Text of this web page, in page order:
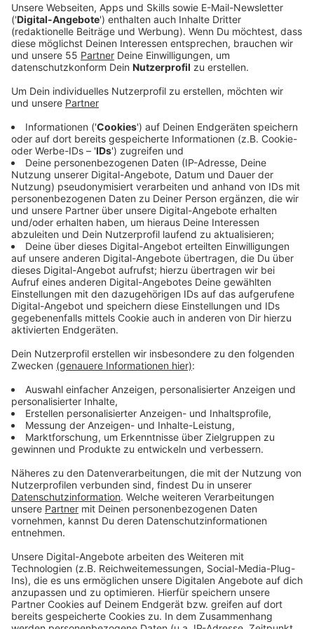
Mit ihrem Debüt-Album ist Freya Ridings im letzten
Jahr richtig durchgestartet. "Castles" spielen wir
Rotation. "Love is Fire". Die ist etwas ruhiger, aber
immer noch wunderbar poppig. "Als ich ihn geschrieben
habe, wollte ich einen Song der die Angst und
Aufregung wiederspiegelt, wenn man jemanden kennen
lernt", erzählt die Britin im Interview mit uns. "In den
letzten zwei Jahren war es immer der Song, zu dem
ich auf die Bühne gekommen bin. Er macht mich so
glücklich." Glücksgefühle verbreiten wir natürlich gerne
mit.
Anzeige
Wir benötigen Ihre
Zustimmung, um den YouTube
Video-Service zu laden!
Wir verwenden einen Service eines
Drittanbieters, um Videoinhalte
einzubetten. Dieser Service kann
sammeln. Bitte lesen Sie die
Details durch und stimmen Sie der
Nutzung des Service zu, um dieses
Mehr Informationen
Akzeptieren
powered byUsercentrics Consent
Freya Ridings - Love Is Fire (Official Video)
Anzeige